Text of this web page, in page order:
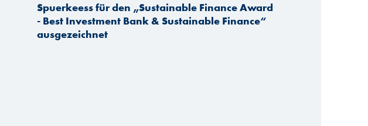
Spuerkeess für den „Sustainable Finance Award
- Best Investment Bank & Sustainable Finance“
ausgezeichnet